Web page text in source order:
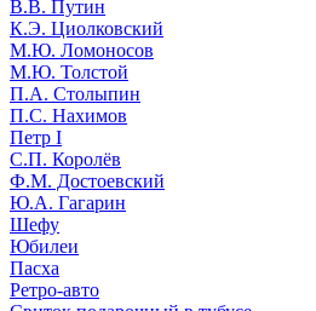
В.В. Путин
К.Э. Циолковский
М.Ю. Ломоносов
М.Ю. Толстой
П.А. Столыпин
П.С. Нахимов
Петр I
С.П. Королёв
Ф.М. Достоевский
Ю.А. Гагарин
Шефу
Юбилеи
Пасха
Ретро-авто